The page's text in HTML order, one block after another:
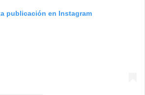
publicación en Instagram